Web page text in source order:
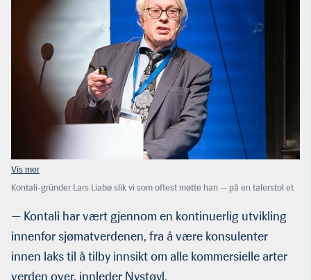
Kontali-gründer Lars Liabø slik vi som oftest møtte han — på en talerstol et
Forum i Bergen i 2015. (Foto: Thv Tande)
— Kontali har vært gjennom en kontinuerlig utvikling
innenfor sjømatverdenen, fra å være konsulenter
innen laks til å tilby innsikt om alle kommersielle arter
verden over, innleder Nystøyl,